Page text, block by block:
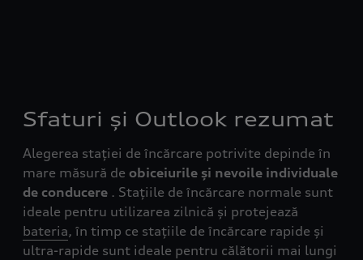
Sfaturi și Outlook rezumat
Alegerea stației de încărcare potrivite depinde în
mare măsură de obiceiurile și nevoile individuale
de conducere . Stațiile de încărcare normale sunt
ideale pentru utilizarea zilnică și protejează
bateria, în timp ce stațiile de încărcare rapide și
ultra-rapide sunt ideale pentru călătorii mai lungi